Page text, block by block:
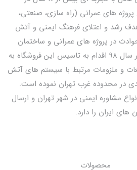
های عمرانی (راه سازی، صنعتی،
رشد و اعتلای فرهنگ ایمنی و آتش
در پروژه های عمرانی و ساختمان
های در حال بهره برداری، در سال 98 اقدام به تاسیس این فروشگاه به
و ملزومات مرتبط با سیستم های آتش
در محدوده غرب تهران نموده است.
مشاوره ایمنی در شهر تهران و ارسال
ایران را دارد.
محصولات